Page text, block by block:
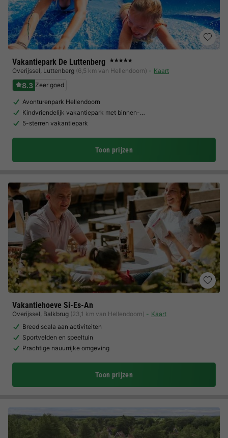
Vakantiepark De Luttenberg ★★★★★
Overijssel, Luttenberg (6,5 km van Hellendoorn) Kaart
8.3 Zeer goed
Avonturenpark Hellendoorn
Kindvriendelijk vakantiepark met binnen-…
5-sterren vakantiepark
Toon prijzen
Vakantiehoeve Si-Es-An
Overijssel, Balkbrug (23,1 km van Hellendoorn)
Kaart
Breed scala aan activiteiten
Sportvelden en speeltuin
Prachtige nauurrijke omgeving
Toon prijzen